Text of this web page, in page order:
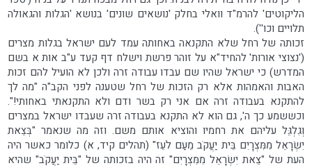
הליקוטים' להרמ"ד וואלי בחלק 'נושאים שונים' בנושא 'הגלות והגאולה
תלויים וכו'').
זכותה של רחל שלא התקנאה באחותה עמד לעם ישראל בגלות מצרים
('נצוצי אורות' להחיד"א על זוהר פרשת וישלח דף קעד ע"ב אות א בשם
המדרש) כי ישראל שהיו שם עבדו עבודה זרה ולכן לא הועיל להם זכות
האבות והאמהות אלא רק הזכות של רחל שטענה לפני הקב"ה "מה לך
להתקנא בעבודה זרה אם אני רק בשר ודם ולא התקנאתי באחותי!".
וכששמע כך ה', גם הוא לא התקנא בעבודה זרה שעבדו ישראל במצרים
וְגִלְגֵּל עליהם את רחמיו והוציא אותם משם. וזה מה שנאמר "בְּצֵאת
יִשְׂרָאֵל מִמִּצְרָיִם בֵּית יַעֲקֹב מֵעַם לֹעֵז" (תהלים קיד, א) כלומר כאשר היה
העת של "צֵאת יִשְׂרָאֵל מִמִּצְרָיִם" זה היה בזכותה של "בֵּית יַעֲקֹב" שהיא